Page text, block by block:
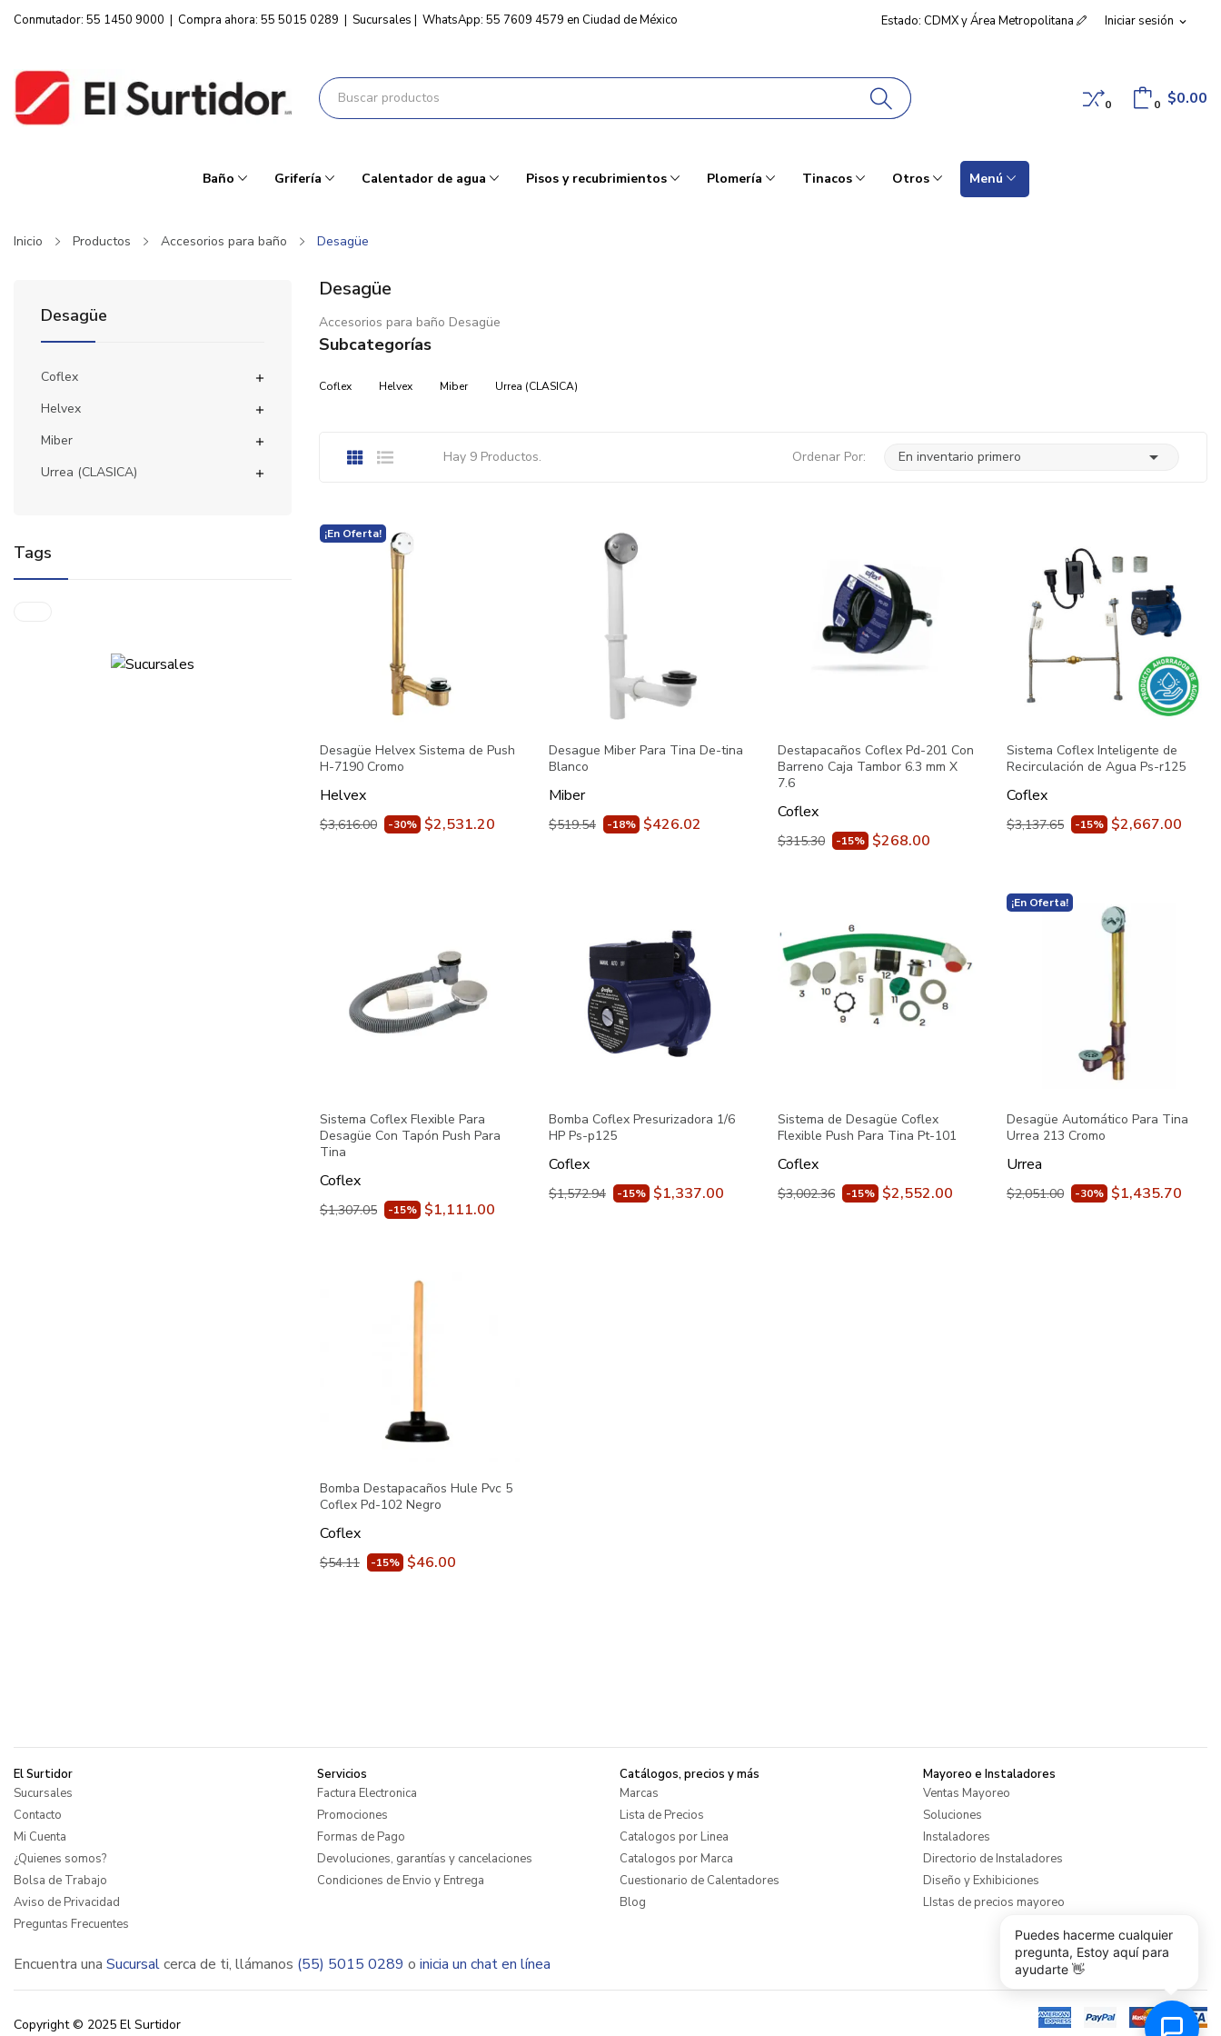
Iniciar sesión expand_more
Conmutador: 55 1450 9000 | Compra ahora: 55 5015 0289 | Sucursales | WhatsApp: 55 7609 4579 en Ciudad de México Estado: CDMX y Área Metropolitana
0 $0.00
0
Baño Grifería Calentador de agua Pisos y recubrimientos Plomería Tinacos Otros Menú
Inicio Productos Accesorios para baño Desagüe
Desagüe
Coflex 
Helvex 
Miber 
Urrea (CLASICA) 
Tags
Desagüe
Accesorios para baño Desagüe
Subcategorías
Coflex Helvex Miber Urrea (CLASICA)
Hay 9 Productos. Ordenar Por: En inventario primero 
¡En Oferta!
Desagüe Helvex Sistema de Push
H-7190 Cromo
Helvex
$3,616.00 -30% $2,531.20
Desague Miber Para Tina De-tina
Blanco
Miber
$519.54 -18% $426.02
Destapacaños Coflex Pd-201 Con
Barreno Caja Tambor 6.3 mm X
7.6
Coflex
$315.30 -15% $268.00
Sistema Coflex Inteligente de
Recirculación de Agua Ps-r125
Coflex
$3,137.65 -15% $2,667.00
Sistema Coflex Flexible Para
Desagüe Con Tapón Push Para
Tina
Coflex
$1,307.05 -15% $1,111.00
Bomba Coflex Presurizadora 1/6
HP Ps-p125
Coflex
$1,572.94 -15% $1,337.00
Sistema de Desagüe Coflex
Flexible Push Para Tina Pt-101
Coflex
$3,002.36 -15% $2,552.00
¡En Oferta!
Desagüe Automático Para Tina
Urrea 213 Cromo
Urrea
$2,051.00 -30% $1,435.70
Bomba Destapacaños Hule Pvc 5
Coflex Pd-102 Negro
Coflex
$54.11 -15% $46.00
El Surtidor
Sucursales
Contacto
Mi Cuenta
¿Quienes somos?
Bolsa de Trabajo
Aviso de Privacidad
Preguntas Frecuentes
Servicios
Factura Electronica
Promociones
Formas de Pago
Devoluciones, garantías y cancelaciones
Condiciones de Envio y Entrega
Catálogos, precios y más
Marcas
Lista de Precios
Catalogos por Linea
Catalogos por Marca
Cuestionario de Calentadores
Blog
Mayoreo e Instaladores
Ventas Mayoreo
Soluciones
Instaladores
Directorio de Instaladores
Diseño y Exhibiciones
LIstas de precios mayoreo
Encuentra una Sucursalcerca de ti, llámanos (55) 5015 0289 o inicia un chat en línea
Copyright © 2025 El Surtidor
Puedes hacerme cualquier
pregunta, Estoy aquí para
ayudarte 👋